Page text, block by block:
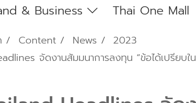
& Business Thai One Mall
Content News
2023
จัดงานสัมมนาการลงทุน “ข้อได้เปรียบใน